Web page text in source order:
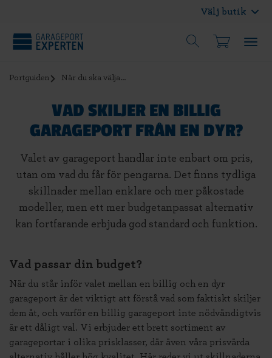
Välj butik
Portguiden När du ska välja...
VAD SKILJER EN BILLIG
GARAGEPORT FRÅN EN DYR?
Valet av garageport handlar inte enbart om pris,
utan om vad du får för pengarna. Det finns tydliga
skillnader mellan enklare och mer påkostade
modeller, men ett mer budgetanpassat alternativ
kan fortfarande erbjuda god standard och funktion.
Vad passar din budget?
När du står inför valet mellan en billig och en dyr
garageport är det viktigt att förstå vad som faktiskt skiljer
dem åt, och varför en billig garageport inte nödvändigtvis
är ett dåligt val. Vi erbjuder ett brett sortiment av
garageportar i olika prisklasser, där även våra prisvärda